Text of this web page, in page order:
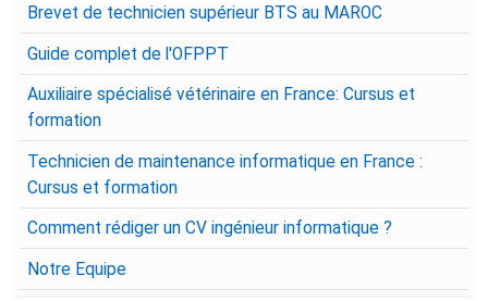
Brevet de technicien supérieur BTS au MAROC
Guide complet de l'OFPPT
Auxiliaire spécialisé vétérinaire en France: Cursus et
formation
Technicien de maintenance informatique en France :
Cursus et formation
Comment rédiger un CV ingénieur informatique ?
Notre Equipe